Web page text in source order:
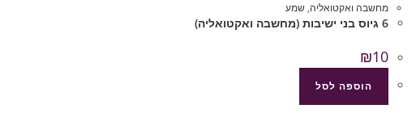
מחשבה ואקטואליה, שמע
6 גיוס בני ישיבות (מחשבה ואקטואליה)
₪10
הוספה לסל